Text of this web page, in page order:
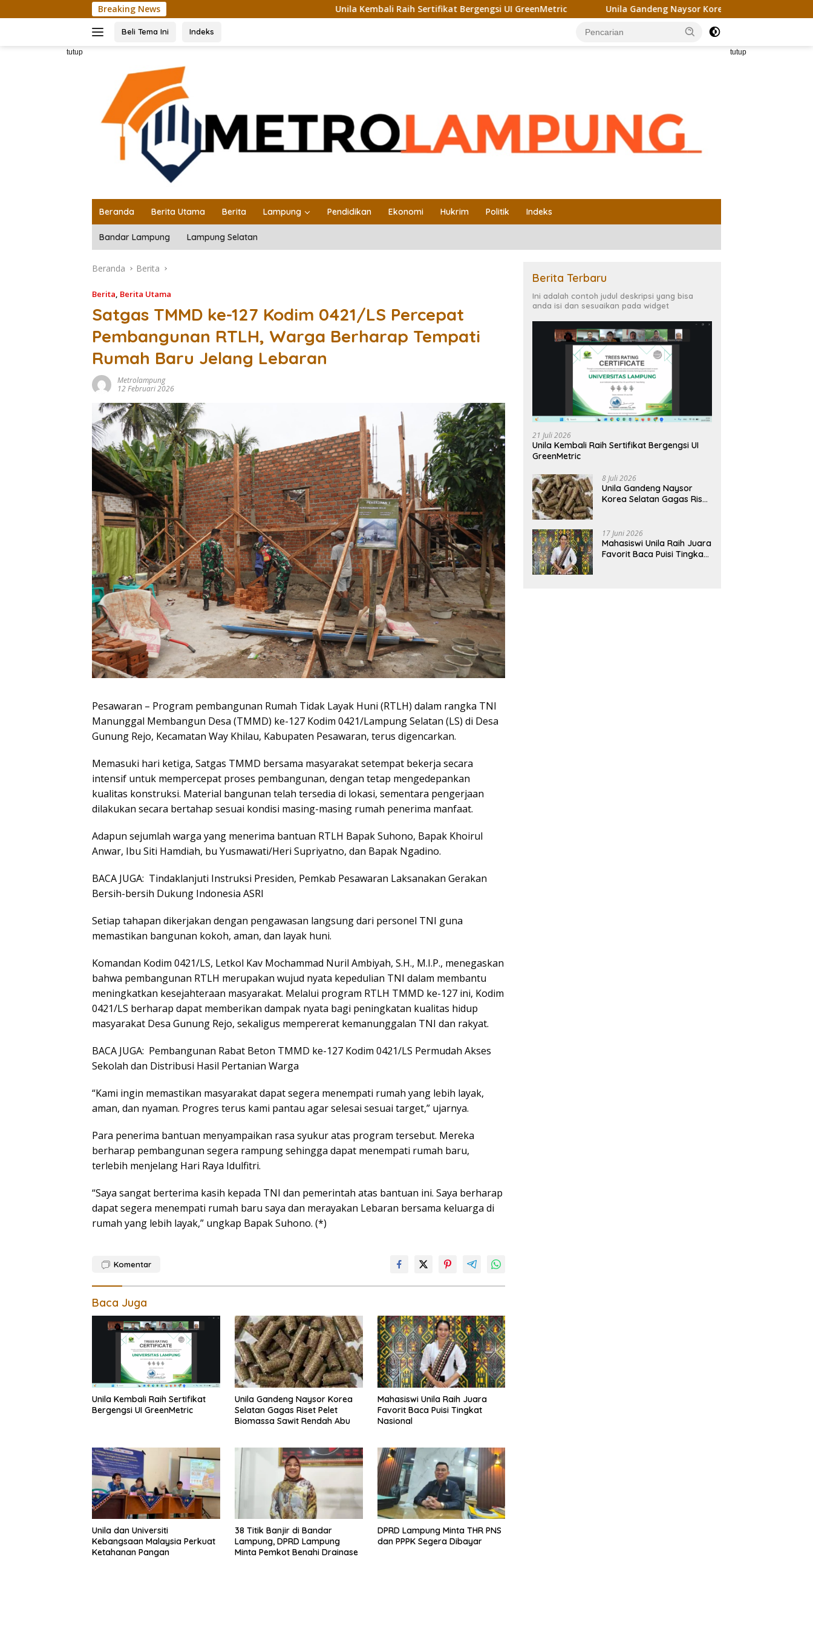
ke
Breaking News Unila Kembali Raih Sertifikat Bergengsi UI GreenMetric Unila Gandeng Naysor Korea Selatan Gagas Riset Pelet
Beli Tema Ini Indeks
tutup tutup
Beranda Berita Utama Berita Lampung Pendidikan Ekonomi Hukrim Politik Indeks
Bandar Lampung Lampung Selatan
Beranda Berita
Berita, Berita Utama
Satgas TMMD ke-127 Kodim 0421/LS Percepat
Pembangunan RTLH, Warga Berharap Tempati
Rumah Baru Jelang Lebaran
Metrolampung
12 Februari 2026
Pesawaran – Program pembangunan Rumah Tidak Layak Huni (RTLH) dalam rangka TNI
Manunggal Membangun Desa (TMMD) ke-127 Kodim 0421/Lampung Selatan (LS) di Desa
Gunung Rejo, Kecamatan Way Khilau, Kabupaten Pesawaran, terus digencarkan.
Memasuki hari ketiga, Satgas TMMD bersama masyarakat setempat bekerja secara
intensif untuk mempercepat proses pembangunan, dengan tetap mengedepankan
kualitas konstruksi. Material bangunan telah tersedia di lokasi, sementara pengerjaan
dilakukan secara bertahap sesuai kondisi masing-masing rumah penerima manfaat.
Adapun sejumlah warga yang menerima bantuan RTLH Bapak Suhono, Bapak Khoirul
Anwar, Ibu Siti Hamdiah, bu Yusmawati/Heri Supriyatno, dan Bapak Ngadino.
BACA JUGA: Tindaklanjuti Instruksi Presiden, Pemkab Pesawaran Laksanakan Gerakan
Bersih-bersih Dukung Indonesia ASRI
Setiap tahapan dikerjakan dengan pengawasan langsung dari personel TNI guna
memastikan bangunan kokoh, aman, dan layak huni.
Komandan Kodim 0421/LS, Letkol Kav Mochammad Nuril Ambiyah, S.H., M.I.P., menegaskan
bahwa pembangunan RTLH merupakan wujud nyata kepedulian TNI dalam membantu
meningkatkan kesejahteraan masyarakat. Melalui program RTLH TMMD ke-127 ini, Kodim
0421/LS berharap dapat memberikan dampak nyata bagi peningkatan kualitas hidup
masyarakat Desa Gunung Rejo, sekaligus mempererat kemanunggalan TNI dan rakyat.
BACA JUGA: Pembangunan Rabat Beton TMMD ke-127 Kodim 0421/LS Permudah Akses
Sekolah dan Distribusi Hasil Pertanian Warga
“Kami ingin memastikan masyarakat dapat segera menempati rumah yang lebih layak,
aman, dan nyaman. Progres terus kami pantau agar selesai sesuai target,” ujarnya.
Para penerima bantuan menyampaikan rasa syukur atas program tersebut. Mereka
berharap pembangunan segera rampung sehingga dapat menempati rumah baru,
terlebih menjelang Hari Raya Idulfitri.
“Saya sangat berterima kasih kepada TNI dan pemerintah atas bantuan ini. Saya berharap
dapat segera menempati rumah baru saya dan merayakan Lebaran bersama keluarga di
rumah yang lebih layak,” ungkap Bapak Suhono. (*)
Komentar
Baca Juga
Unila Kembali Raih Sertifikat
Bergengsi UI GreenMetric
Unila Gandeng Naysor Korea
Selatan Gagas Riset Pelet
Biomassa Sawit Rendah Abu
Mahasiswi Unila Raih Juara
Favorit Baca Puisi Tingkat
Nasional
Unila dan Universiti
Kebangsaan Malaysia Perkuat
Ketahanan Pangan
38 Titik Banjir di Bandar
Lampung, DPRD Lampung
Minta Pemkot Benahi Drainase
DPRD Lampung Minta THR PNS
dan PPPK Segera Dibayar
Berita Terbaru
Ini adalah contoh judul deskripsi yang bisa
anda isi dan sesuaikan pada widget
21 Juli 2026
Unila Kembali Raih Sertifikat Bergengsi UI
GreenMetric
8 Juli 2026
Unila Gandeng Naysor
Korea Selatan Gagas Riset
17 Juni 2026
Mahasiswi Unila Raih Juara
Favorit Baca Puisi Tingkat